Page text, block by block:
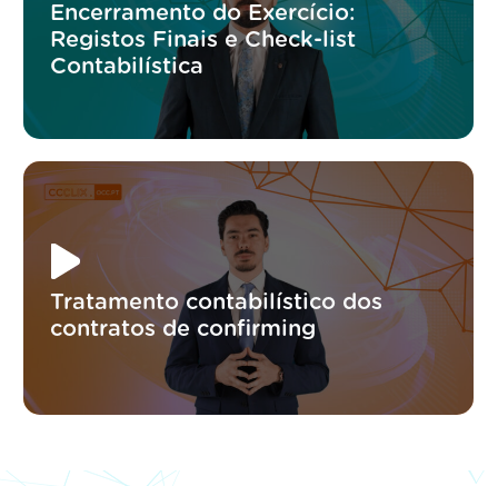
Encerramento do Exercício:
Registos Finais e Check-list
Contabilística
Tratamento contabilístico dos
contratos de confirming